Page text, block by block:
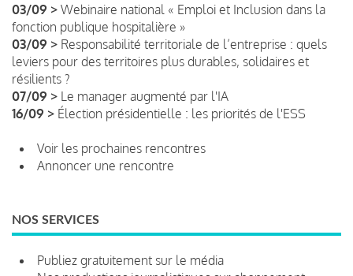
03/09 > Webinaire national « Emploi et Inclusion dans la
fonction publique hospitalière »
03/09 > Responsabilité territoriale de l’entreprise : quels
leviers pour des territoires plus durables, solidaires et
résilients ?
07/09 > Le manager augmenté par l'IA
16/09 > Élection présidentielle : les priorités de l'ESS
Voir les prochaines rencontres
Annoncer une rencontre
NOS SERVICES
Publiez gratuitement sur le média